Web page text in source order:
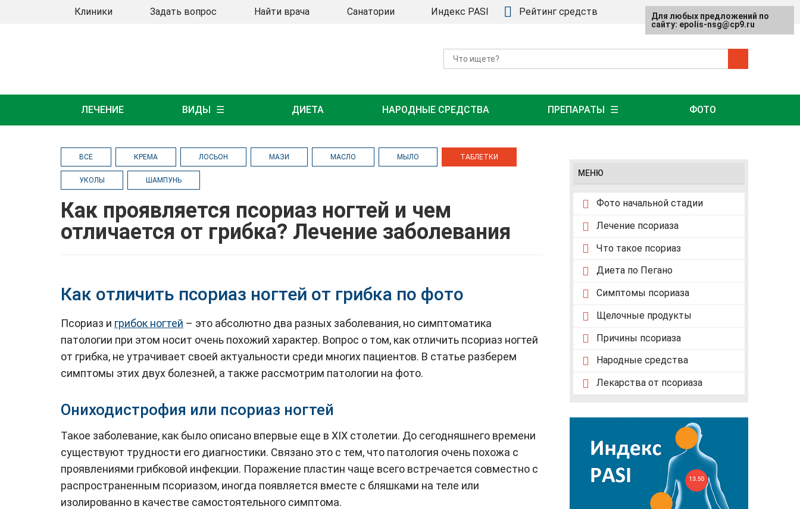
Клиники Задать вопрос Найти врача Санатории Индекс PASI Рейтинг средств
ЛЕЧЕНИЕ ВИДЫ ДИЕТА НАРОДНЫЕ СРЕДСТВА ПРЕПАРАТЫ ФОТО
ВСЕ КРЕМА ЛОСЬОН МАЗИ МАСЛО МЫЛО ТАБЛЕТКИ
УКОЛЫ ШАМПУНЬ
Как проявляется псориаз ногтей и чем
отличается от грибка? Лечение заболевания
Как отличить псориаз ногтей от грибка по фото
Псориаз и грибок ногтей – это абсолютно два разных заболевания, но симптоматика
патологии при этом носит очень похожий характер. Вопрос о том, как отличить псориаз ногтей
от грибка, не утрачивает своей актуальности среди многих пациентов. В статье разберем
симптомы этих двух болезней, а также рассмотрим патологии на фото.
Ониходистрофия или псориаз ногтей
Такое заболевание, как было описано впервые еще в XIX столетии. До сегодняшнего времени
существуют трудности его диагностики. Связано это с тем, что патология очень похожа с
проявлениями грибковой инфекции. Поражение пластин чаще всего встречается совместно с
распространенным псориазом, иногда появляется вместе с бляшками на теле или
изолированно в качестве самостоятельного симптома.
МЕНЮ
Фото начальной стадии
Лечение псориаза
Что такое псориаз
Диета по Пегано
Симптомы псориаза
Щелочные продукты
Причины псориаза
Народные средства
Лекарства от псориаза
Для любых предложений по
сайту: epolis-nsg@cp9.ru